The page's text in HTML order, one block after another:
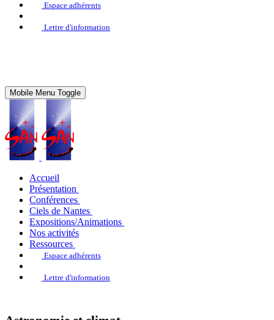
Espace adhérents
Lettre d'information
Mobile Menu Toggle
Accueil
Présentation
Conférences
Ciels de Nantes
Expositions/Animations
Nos activités
Ressources
Espace adhérents
Lettre d'information